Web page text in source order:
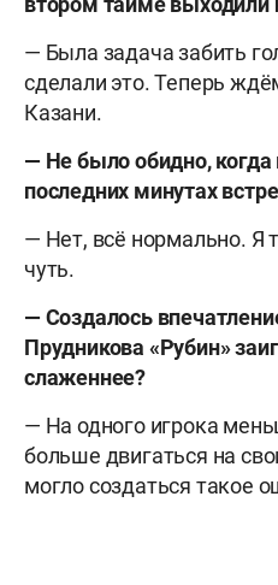
— Была задача забить
сделали это. Теперь
Казани.
— Не было обидно, когда
последних минутах
— Нет, всё нормально. Я
чуть.
— Создалось
Прудникова «Рубин»
слаженнее?
— На одного игрока
больше двигаться на
могло создаться такое